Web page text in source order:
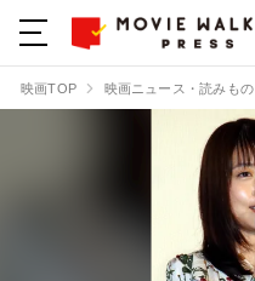
映画TOP 映画ニュース・読みもの